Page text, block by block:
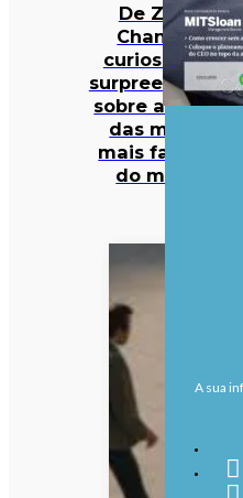
De Zara a
Chanel: 12
curiosidades
surpreendentes
sobre algumas
das marcas
mais famosas
do mundo
A sua